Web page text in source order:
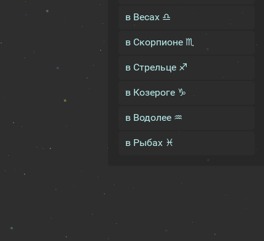
в Весах ♎
в Скорпионе ♏
в Стрельце ♐
в Козероге ♑
в Водолее ♒
в Рыбах ♓